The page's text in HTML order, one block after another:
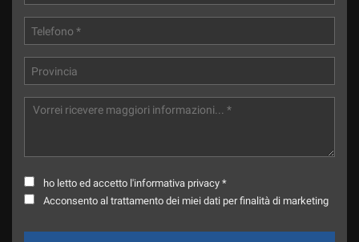
ho letto ed accetto l'informativa privacy *
Acconsento al trattamento dei miei dati per finalità di marketing